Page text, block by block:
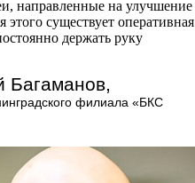
направленные на улучшение
этого существует оперативная
держать руку
Багаманов,
филиала «БКС